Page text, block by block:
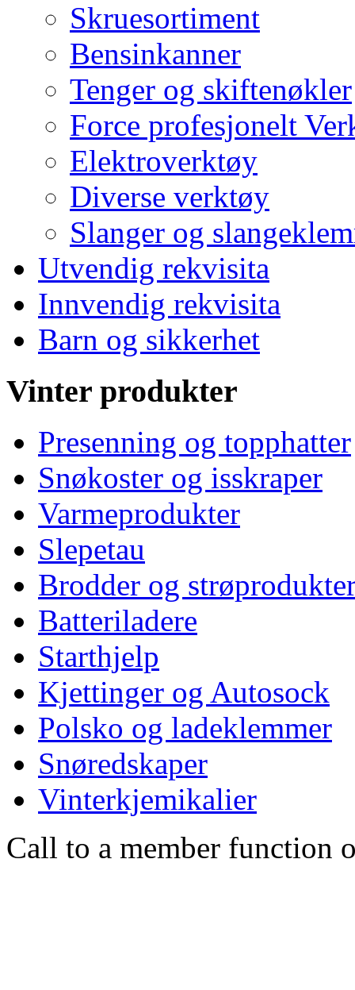
Skruesortiment
Bensinkanner
Tenger og skiftenøkler
Force profesjonelt
Elektroverktøy
Diverse verktøy
Slanger og
Utvendig rekvisita
Innvendig rekvisita
Barn og sikkerhet
Vinter produkter
Presenning og topphatter
Snøkoster og isskraper
Varmeprodukter
Slepetau
Brodder og
Batteriladere
Starthjelp
Kjettinger og Autosock
Polsko og ladeklemmer
Snøredskaper
Vinterkjemikalier
Call to a member function